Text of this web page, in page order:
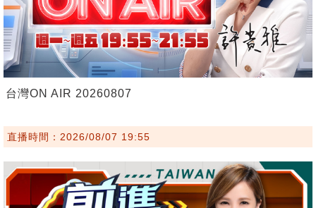
台灣ON AIR 20260807
直播時間：2026/08/07 19:55